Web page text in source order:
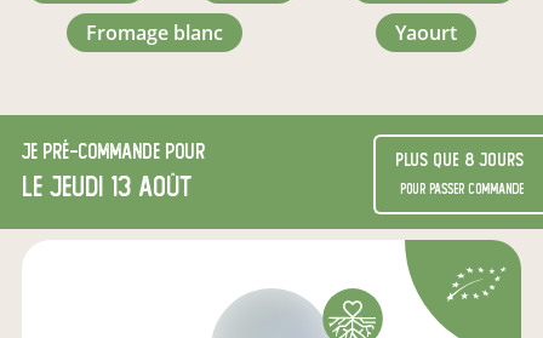
fromage blanc
yaourt
Je pré-commande pour
le jeudi 13 août
Plus que 8 jours
pour passer commande